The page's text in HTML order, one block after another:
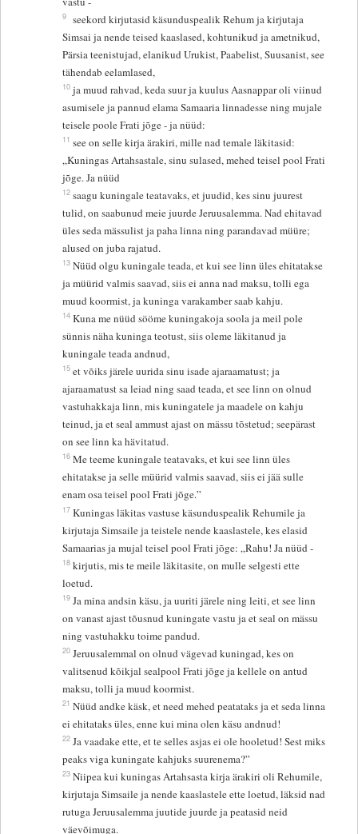
9 seekord kirjutasid käsunduspealik Rehum ja kirjutaja
Simsai ja nende teised kaaslased, kohtunikud ja ametnikud,
Pärsia teenistujad, elanikud Urukist, Paabelist, Suusanist, see
tähendab eelamlased,
10 ja muud rahvad, keda suur ja kuulus Aasnappar oli viinud
asumisele ja pannud elama Samaaria linnadesse ning mujale
teisele poole Frati jõge - ja nüüd:
11 see on selle kirja ärakiri, mille nad temale läkitasid:
„Kuningas Artahsastale, sinu sulased, mehed teisel pool Frati
jõge. Ja nüüd
12 saagu kuningale teatavaks, et juudid, kes sinu juurest
tulid, on saabunud meie juurde Jeruusalemma. Nad ehitavad
üles seda mässulist ja paha linna ning parandavad müüre;
alused on juba rajatud.
13 Nüüd olgu kuningale teada, et kui see linn üles ehitatakse
ja müürid valmis saavad, siis ei anna nad maksu, tolli ega
muud koormist, ja kuninga varakamber saab kahju.
14 Kuna me nüüd sööme kuningakoja soola ja meil pole
sünnis näha kuninga teotust, siis oleme läkitanud ja
kuningale teada andnud,
15 et võiks järele uurida sinu isade ajaraamatust; ja
ajaraamatust sa leiad ning saad teada, et see linn on olnud
vastuhakkaja linn, mis kuningatele ja maadele on kahju
teinud, ja et seal ammust ajast on mässu tõstetud; seepärast
on see linn ka hävitatud.
16 Me teeme kuningale teatavaks, et kui see linn üles
ehitatakse ja selle müürid valmis saavad, siis ei jää sulle
enam osa teisel pool Frati jõge.”
17 Kuningas läkitas vastuse käsunduspealik Rehumile ja
kirjutaja Simsaile ja teistele nende kaaslastele, kes elasid
Samaarias ja mujal teisel pool Frati jõge: „Rahu! Ja nüüd -
18 kirjutis, mis te meile läkitasite, on mulle selgesti ette
loetud.
19 Ja mina andsin käsu, ja uuriti järele ning leiti, et see linn
on vanast ajast tõusnud kuningate vastu ja et seal on mässu
ning vastuhakku toime pandud.
20 Jeruusalemmal on olnud vägevad kuningad, kes on
valitsenud kõikjal sealpool Frati jõge ja kellele on antud
maksu, tolli ja muud koormist.
21 Nüüd andke käsk, et need mehed peatataks ja et seda linna
ei ehitataks üles, enne kui mina olen käsu andnud!
22 Ja vaadake ette, et te selles asjas ei ole hooletud! Sest miks
peaks viga kuningate kahjuks suurenema?”
23 Niipea kui kuningas Artahsasta kirja ärakiri oli Rehumile,
kirjutaja Simsaile ja nende kaaslastele ette loetud, läksid nad
rutuga Jeruusalemma juutide juurde ja peatasid neid
väevõimuga.